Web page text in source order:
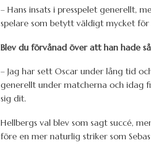
– Hans insats i presspelet generellt,
spelare som betytt väldigt mycket för
Blev du förvånad över att han hade
– Jag har sett Oscar under lång tid
generellt under matcherna och idag
sig dit.
Hellbergs val blev som sagt succé,
före en mer naturlig striker som